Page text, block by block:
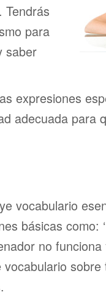
Tendrás
para
saber
expresiones
adecuada para
vocabulario
básicas como:
no
vocabulario